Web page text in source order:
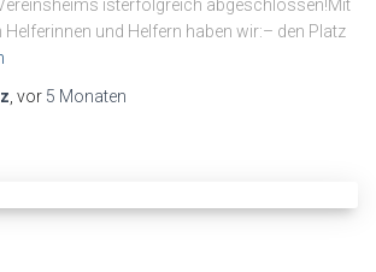
isterfolgreich abgeschlossen!Mit
Helferinnen und Helfern haben wir:– den Platz
, vor 5 Monaten